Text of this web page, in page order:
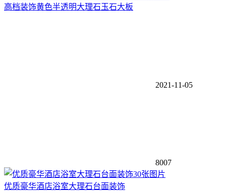
高档装饰黄色半透明大理石玉石大板
2021-11-05
8007
30张图片
优质豪华酒店浴室大理石台面装饰